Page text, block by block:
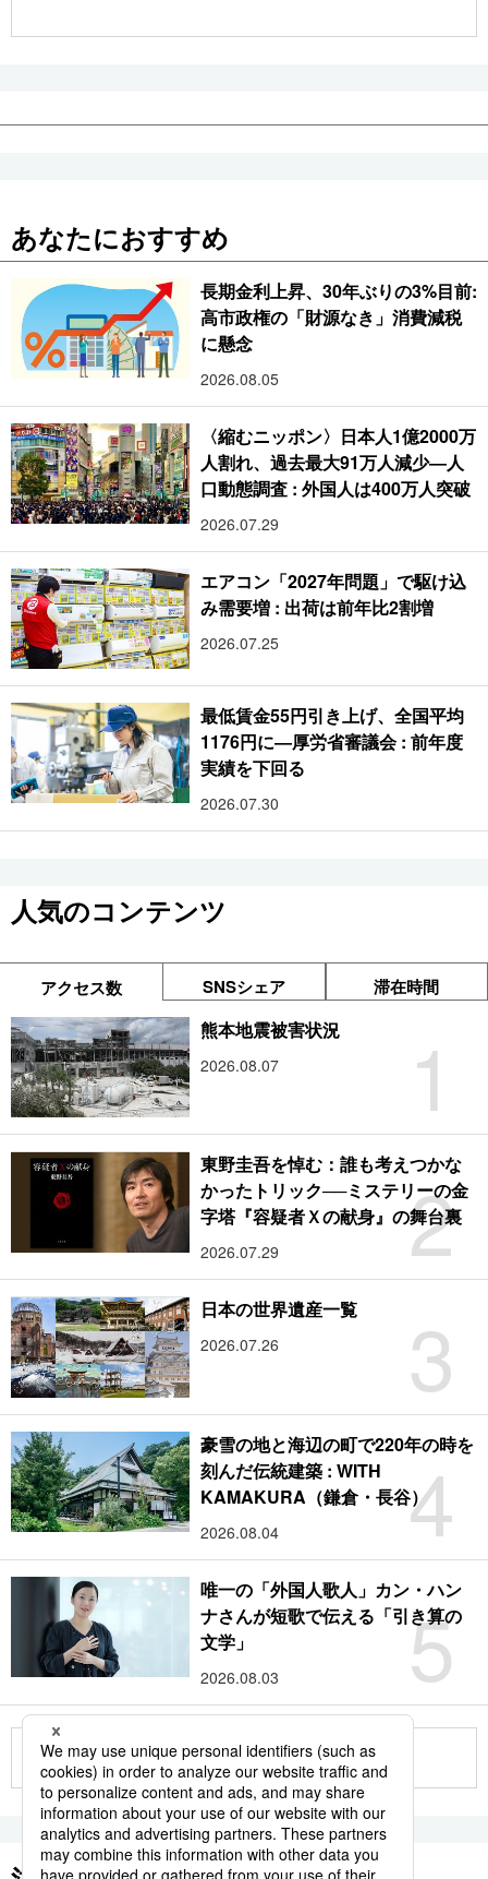
あなたにおすすめ
長期金利上昇、30年ぶりの3%目前:
高市政権の「財源なき」消費減税
に懸念
2026.08.05
〈縮むニッポン〉日本人1億2000万
人割れ、過去最大91万人減少―人
口動態調査 : 外国人は400万人突破
2026.07.29
エアコン「2027年問題」で駆け込
み需要増 : 出荷は前年比2割増
2026.07.25
最低賃金55円引き上げ、全国平均
1176円に―厚労省審議会 : 前年度
実績を下回る
2026.07.30
人気のコンテンツ
アクセス数 SNSシェア 滞在時間
1
熊本地震被害状況
2026.08.07
2
東野圭吾を悼む：誰も考えつかな
かったトリック──ミステリーの金
字塔『容疑者Ｘの献身』の舞台裏
2026.07.29
3
日本の世界遺産一覧
2026.07.26
4
豪雪の地と海辺の町で220年の時を
刻んだ伝統建築 : WITH
KAMAKURA（鎌倉・長谷）
2026.08.04
5
唯一の「外国人歌人」カン・ハン
ナさんが短歌で伝える「引き算の
文学」
2026.08.03
もっと見る